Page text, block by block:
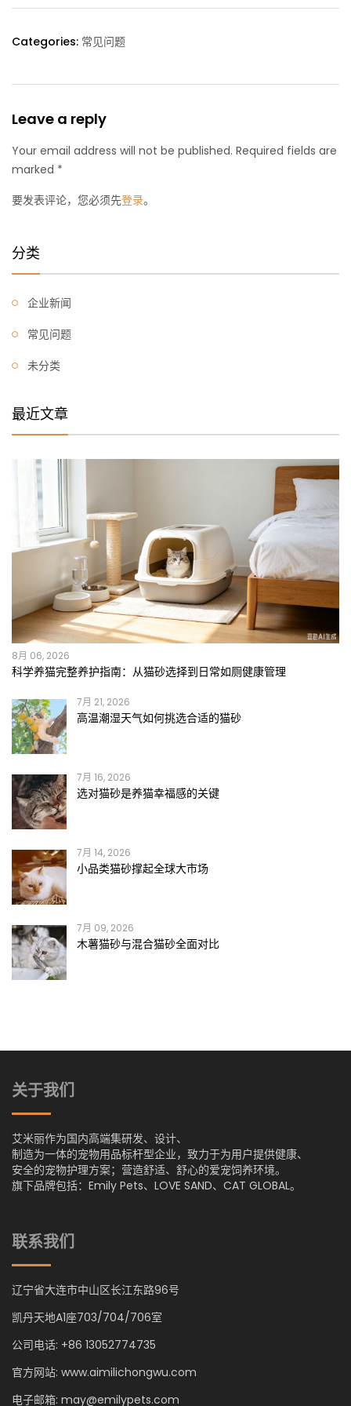
Categories: 常见问题
Leave a reply
Your email address will not be published. Required fields are
marked *
要发表评论，您必须先登录。
分类
企业新闻
常见问题
未分类
最近文章
8月 06, 2026
科学养猫完整养护指南：从猫砂选择到日常如厕健康管理
7月 21, 2026
高温潮湿天气如何挑选合适的猫砂
7月 16, 2026
选对猫砂是养猫幸福感的关键
7月 14, 2026
小品类猫砂撑起全球大市场
7月 09, 2026
木薯猫砂与混合猫砂全面对比
关于我们
艾米丽作为国内高端集研发、设计、
制造为一体的宠物用品标杆型企业，致力于为用户提供健康、
安全的宠物护理方案；营造舒适、舒心的爱宠饲养环境。
旗下品牌包括：Emily Pets、LOVE SAND、CAT GLOBAL。
联系我们
辽宁省大连市中山区长江东路96号
凯丹天地A1座703/704/706室
公司电话: +86 13052774735
官方网站: www.aimilichongwu.com
电子邮箱: may@emilypets.com